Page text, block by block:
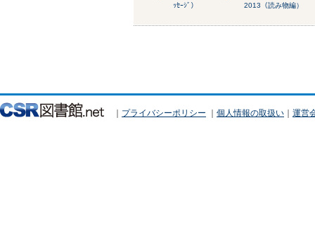
ｯｾｰｼﾞ）
2013（読み物編）
｜ プライバシーポリシー ｜ 個人情報の取扱い ｜ 運営